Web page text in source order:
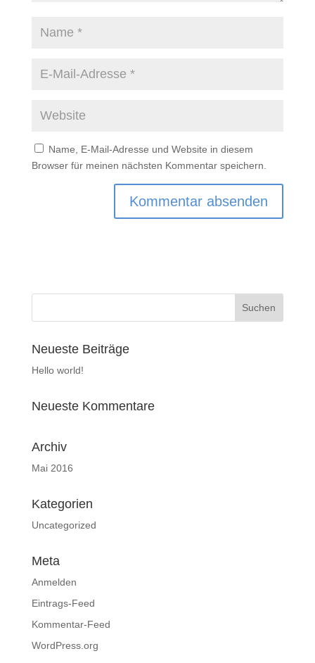
Name, E-Mail-Adresse und Website in diesem
Browser für meinen nächsten Kommentar speichern.
Neueste Beiträge
Hello world!
Neueste Kommentare
Archiv
Mai 2016
Kategorien
Uncategorized
Meta
Anmelden
Eintrags-Feed
Kommentar-Feed
WordPress.org